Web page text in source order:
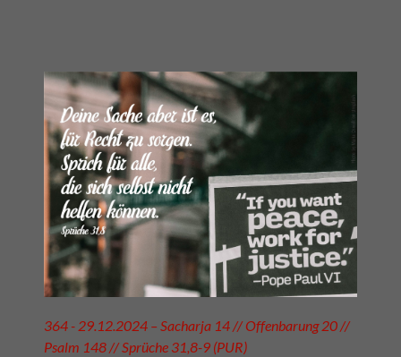
364 - 29.12.2024 – Sacharja 14 // Offenbarung 20 //
Psalm 148 // Sprüche 31,8-9 (PUR)